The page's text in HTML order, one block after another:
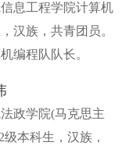
息工程学院计算机
汉族，共青团员。
编程队队长。
政学院(马克思主
本科生，汉族，